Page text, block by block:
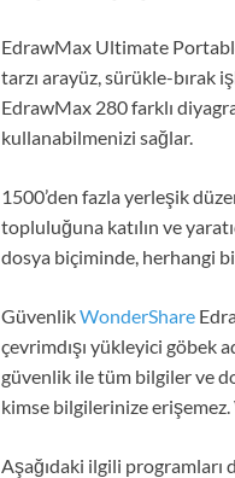
EdrawMax Ultimate
tarzı arayüz, sürükle-bırak
EdrawMax 280 farklı
kullanabilmenizi sağlar.
1500’den fazla yerleşik
topluluğuna katılın ve
dosya biçiminde, herhangi
GüvenlikWonderShare
çevrimdışı yükleyici göbek
güvenlik ile tüm bilgiler ve
kimse bilgilerinize
Aşağıdaki ilgili programları